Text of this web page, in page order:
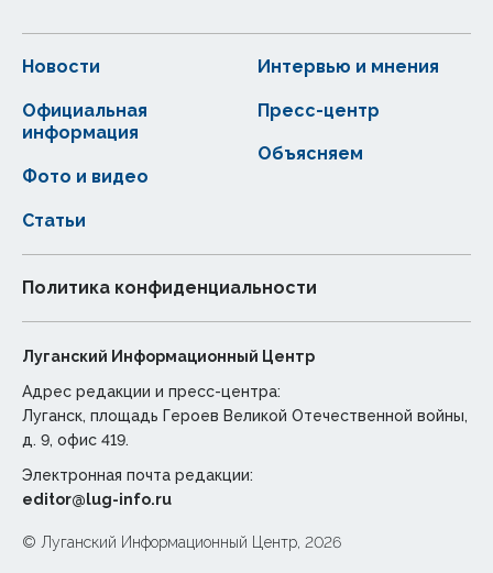
Новости
Статьи
Официальная
информация
Интервью и мнения
Фото и видео
Пресс-центр
Объясняем
Политика конфиденциальности
Луганский Информационный Центр
Адрес редакции и пресс-центра:
Луганск, площадь Героев Великой Отечественной войны,
д. 9, офис 419.
Электронная почта редакции:
editor@lug-info.ru
© Луганский Информационный Центр, 2026